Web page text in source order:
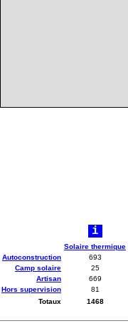
i
Solaire thermique
Autoconstruction
693
Camp solaire
25
Artisan
669
Hors supervision
81
Totaux
1468